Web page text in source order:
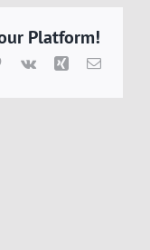
Platform!
Pinterest
Vk Xing E-